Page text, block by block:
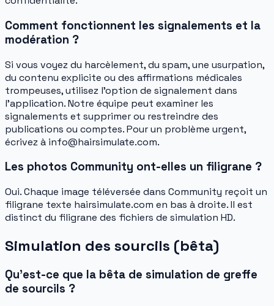
Comment fonctionnent les signalements et la
modération ?
Si vous voyez du harcèlement, du spam, une usurpation,
du contenu explicite ou des affirmations médicales
trompeuses, utilisez l’option de signalement dans
l’application. Notre équipe peut examiner les
signalements et supprimer ou restreindre des
publications ou comptes. Pour un problème urgent,
écrivez à info@hairsimulate.com.
Les photos Community ont-elles un filigrane ?
Oui. Chaque image téléversée dans Community reçoit un
filigrane texte hairsimulate.com en bas à droite. Il est
distinct du filigrane des fichiers de simulation HD.
Simulation des sourcils (bêta)
Qu'est-ce que la bêta de simulation de greffe
de sourcils ?